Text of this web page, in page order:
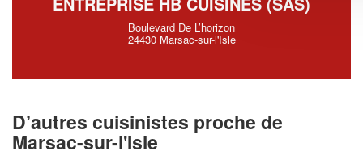
Boulevard De L’horizon
24430 Marsac-sur-l'Isle
D’autres cuisinistes proche de
Marsac-sur-l'Isle